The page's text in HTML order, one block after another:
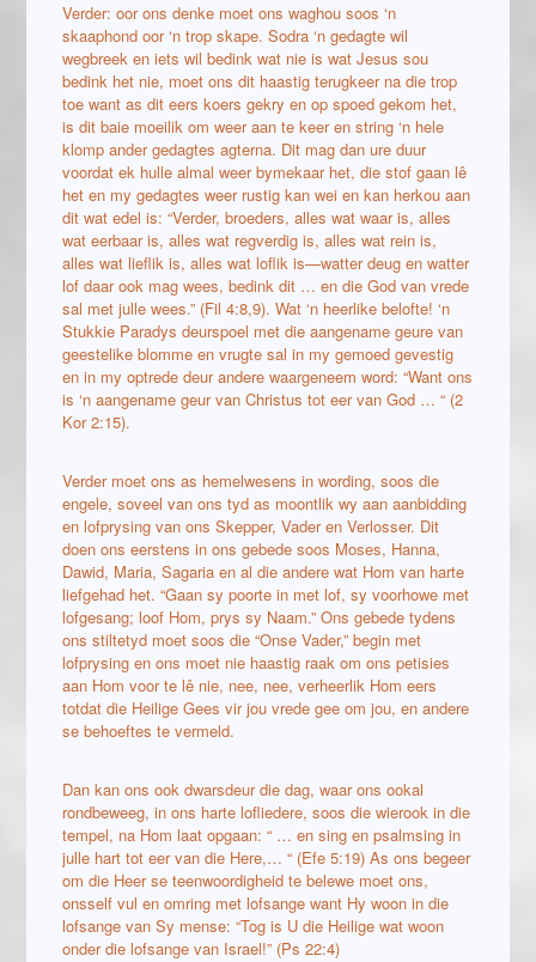
Verder: oor ons denke moet ons waghou soos ‘n
skaaphond oor ‘n trop skape. Sodra ‘n gedagte wil
wegbreek en iets wil bedink wat nie is wat Jesus sou
bedink het nie, moet ons dit haastig terugkeer na die trop
toe want as dit eers koers gekry en op spoed gekom het,
is dit baie moeilik om weer aan te keer en string ‘n hele
klomp ander gedagtes agterna. Dit mag dan ure duur
voordat ek hulle almal weer bymekaar het, die stof gaan lê
het en my gedagtes weer rustig kan wei en kan herkou aan
dit wat edel is: “Verder, broeders, alles wat waar is, alles
wat eerbaar is, alles wat regverdig is, alles wat rein is,
alles wat lieflik is, alles wat loflik is—watter deug en watter
lof daar ook mag wees, bedink dit … en die God van vrede
sal met julle wees.” (Fil 4:8,9). Wat ‘n heerlike belofte! ‘n
Stukkie Paradys deurspoel met die aangename geure van
geestelike blomme en vrugte sal in my gemoed gevestig
en in my optrede deur andere waargeneem word: “Want ons
is ‘n aangename geur van Christus tot eer van God … “ (2
Kor 2:15).
Verder moet ons as hemelwesens in wording, soos die
engele, soveel van ons tyd as moontlik wy aan aanbidding
en lofprysing van ons Skepper, Vader en Verlosser. Dit
doen ons eerstens in ons gebede soos Moses, Hanna,
Dawid, Maria, Sagaria en al die andere wat Hom van harte
liefgehad het. “Gaan sy poorte in met lof, sy voorhowe met
lofgesang; loof Hom, prys sy Naam.” Ons gebede tydens
ons stiltetyd moet soos die “Onse Vader,” begin met
lofprysing en ons moet nie haastig raak om ons petisies
aan Hom voor te lê nie, nee, nee, verheerlik Hom eers
totdat die Heilige Gees vir jou vrede gee om jou, en andere
se behoeftes te vermeld.
Dan kan ons ook dwarsdeur die dag, waar ons ookal
rondbeweeg, in ons harte lofliedere, soos die wierook in die
tempel, na Hom laat opgaan: “ … en sing en psalmsing in
julle hart tot eer van die Here,… “ (Efe 5:19) As ons begeer
om die Heer se teenwoordigheid te belewe moet ons,
onsself vul en omring met lofsange want Hy woon in die
lofsange van Sy mense: “Tog is U die Heilige wat woon
onder die lofsange van Israel!” (Ps 22:4)